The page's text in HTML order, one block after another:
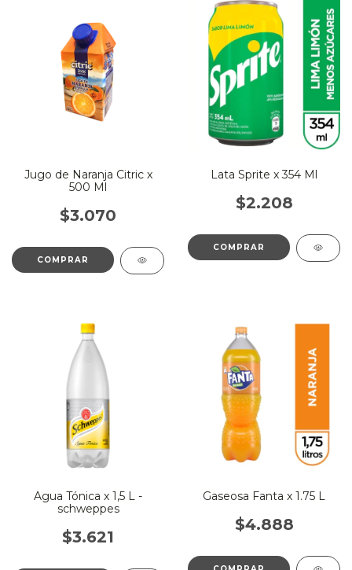
Jugo de Naranja Citric x
500 Ml
$3.070
Lata Sprite x 354 Ml
$2.208
Agua Tónica x 1,5 L -
schweppes
$3.621
Gaseosa Fanta x 1.75 L
$4.888